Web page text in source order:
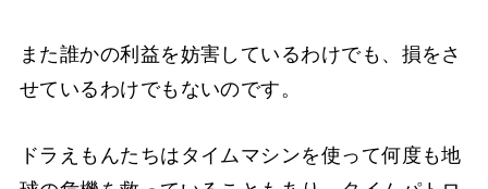
また誰かの利益を妨害しているわけでも、損をさ
せているわけでもないのです。
ドラえもんたちはタイムマシンを使って何度も地